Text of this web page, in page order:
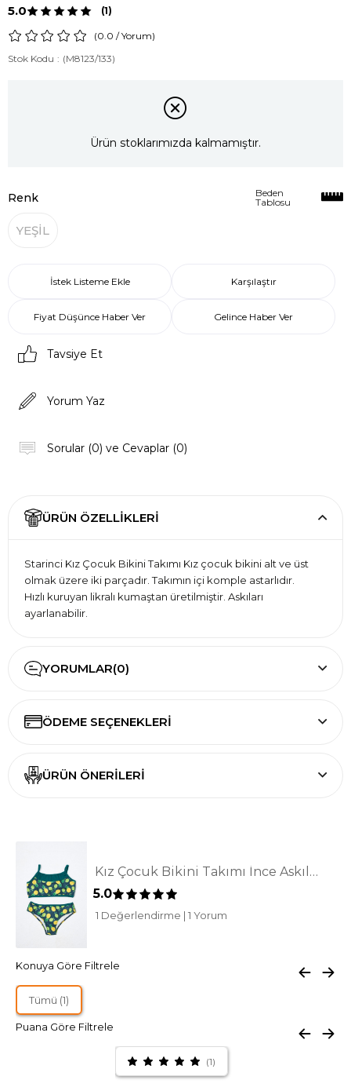
5.0 (1)
0.0 /Yorum)
Stok Kodu
(M8123/133)
Ürün stoklarımızda kalmamıştır.
Renk
YEŞİL
Beden
Tablosu
İstek Listeme Ekle Karşılaştır
Fiyat Düşünce Haber Ver Gelince Haber Ver
Tavsiye Et
Yorum Yaz
Sorular (0) ve Cevaplar (0)
ÜRÜN ÖZELLIKLERI
Starinci Kız Çocuk Bikini Takımı Kız çocuk bikini alt ve üst
olmak üzere iki parçadır. Takımın içi komple astarlıdır.
Hızlı kuruyan likralı kumaştan üretilmiştir. Askıları
ayarlanabilir.
YORUMLAR(0)
ÖDEME SEÇENEKLERI
ÜRÜN ÖNERILERI
Kız Çocuk Bikini Takımı İnce Askılı Yeşil Limon Desenli
5.0
1 Değerlendirme | 1 Yorum
Konuya Göre Filtrele
Tümü (1)
Puana Göre Filtrele
(1)